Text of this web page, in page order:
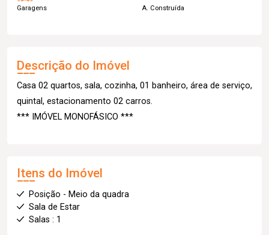
Garagens A. Construída
Descrição do Imóvel
Casa 02 quartos, sala, cozinha, 01 banheiro, área de serviço,
quintal, estacionamento 02 carros.
*** IMÓVEL MONOFÁSICO ***
Itens do Imóvel
Posição - Meio da quadra
Sala de Estar
Salas : 1